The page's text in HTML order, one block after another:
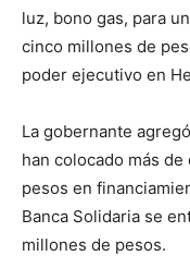
luz, bono gas, para
cinco millones de
poder ejecutivo en
La gobernante
han colocado más
pesos en
Banca Solidaria se
millones de pesos.